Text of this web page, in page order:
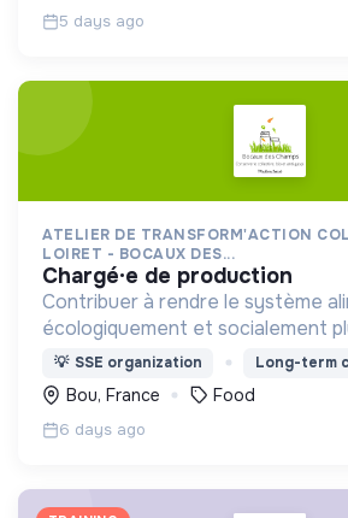
5 days ago
ATELIER DE TRANSFORM'ACTION
LOIRET - BOCAUX DES...
chargé·e de production
Contribuer à rendre le système
écologiquement et socialement
notamment en luttant contre le
alimentaire et en valorisant les
agricoles vertueuses.
💡 SSE organization Long-term
Bou, France Food
6 days ago